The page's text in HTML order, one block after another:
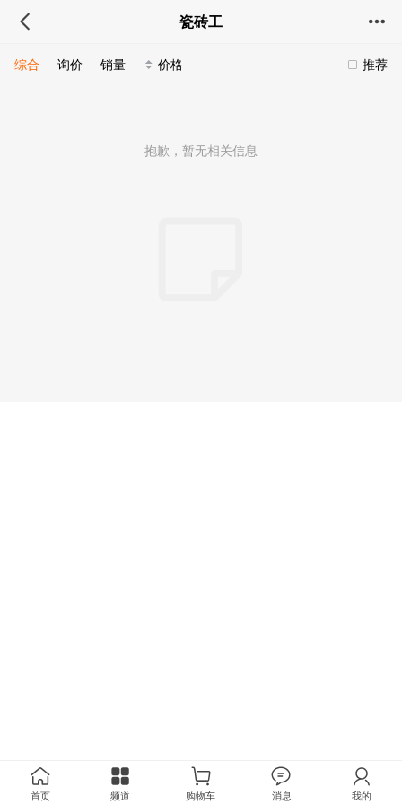
瓷砖工
推荐
综合 询价 销量 价格
抱歉，暂无相关信息
首页 频道 购物车 消息 我的